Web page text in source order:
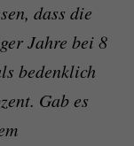
dass die
Jahre bei 8
bedenklich
Gab es